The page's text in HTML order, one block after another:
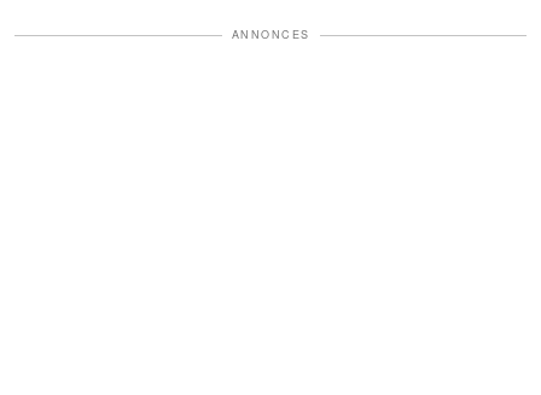
ANNONCES